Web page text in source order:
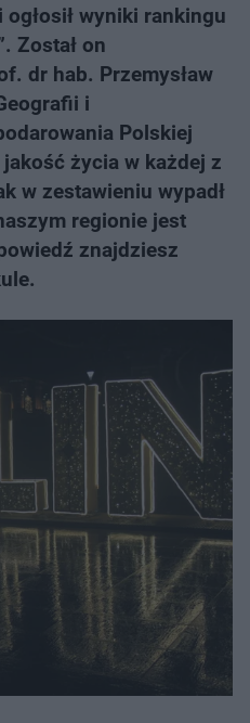
wyniki rankingu
Został on
dr hab. Przemysław
i
Polskiej
życia w każdej z
w zestawieniu wypadł
regionie jest
znajdziesz